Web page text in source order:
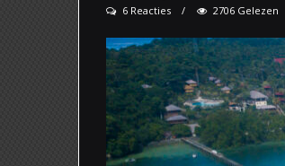
6 Reacties
2706 Gelezen